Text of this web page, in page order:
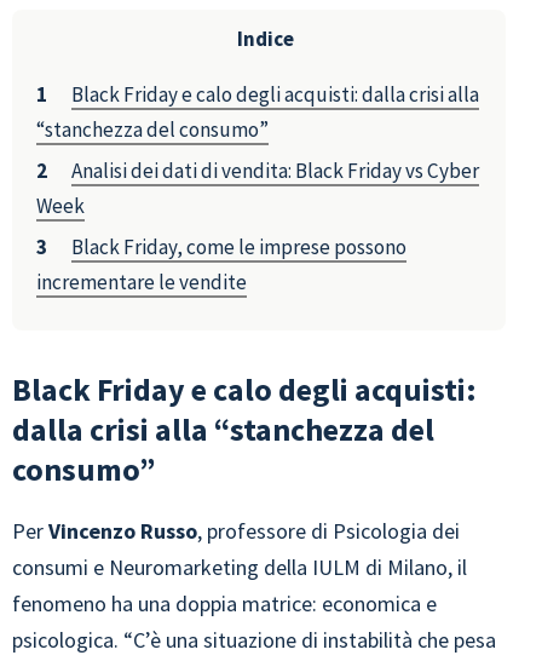
Indice
Black Friday e calo degli acquisti: dalla crisi alla
“stanchezza del consumo”
Analisi dei dati di vendita: Black Friday vs Cyber
Week
Black Friday, come le imprese possono
incrementare le vendite
Black Friday e calo degli acquisti:
dalla crisi alla “stanchezza del
consumo”
PerVincenzo Russo, professore di Psicologia dei
consumi e Neuromarketing della IULM di Milano, il
fenomeno ha una doppia matrice: economica e
psicologica. “C’è una situazione di instabilità che pesa